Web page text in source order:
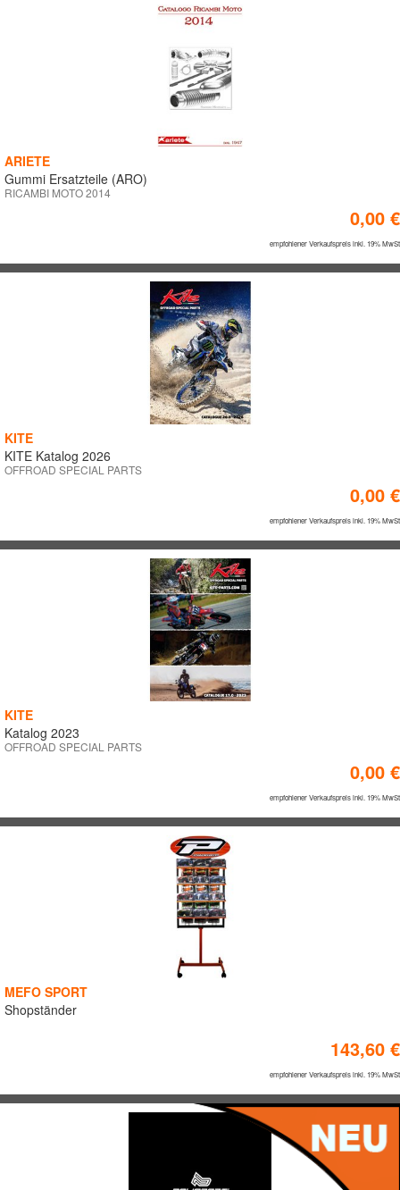
Eingabe mit ENTER bestätigen
ARIETE
Gummi Ersatzteile (ARO)
RICAMBI MOTO 2014
0,00 €
empfohlener Verkaufspreis inkl. 19% MwSt
KITE
KITE Katalog 2026
OFFROAD SPECIAL PARTS
0,00 €
empfohlener Verkaufspreis inkl. 19% MwSt
KITE
Katalog 2023
OFFROAD SPECIAL PARTS
0,00 €
empfohlener Verkaufspreis inkl. 19% MwSt
MEFO SPORT
Shopständer
143,60 €
empfohlener Verkaufspreis inkl. 19% MwSt